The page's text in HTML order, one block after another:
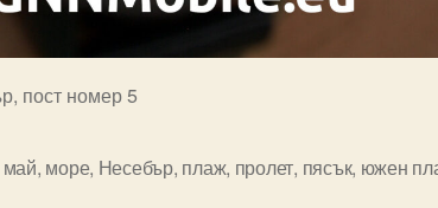
пост номер 5
май, море, Несебър, плаж, пролет, пясък, южен